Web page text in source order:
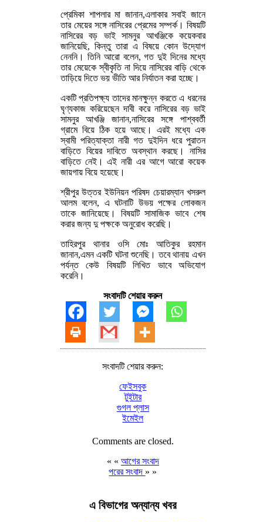
প্রেমিকা শাপলার মা জানান,এলাকার সবাই জানে
তার মেয়ের সঙ্গে নাসিরের প্রেমের সম্পর্ক। বিষয়টি
নাসিরের বড় ভাই সামনুর আখঞ্জিকে কয়েকবার
জানিয়েছি, কিন্তু তারা এ বিষয়ে কোন উদ্যোগ
নেননি। তিনি আরো বলেন, গত দুই দিনের মধ্যে
তার মেয়েকে স্বীকৃতি না দিয়ে নাসিরের বাড়ি থেকে
তাড়িয়ে দিতে ভয় ভীতি আর নির্যাতন করা হচ্ছে।
একটি প্রতিপক্ষ্য তাদের মানক্ষুন্ন করতে এ ধরনের
ঘৃণ্যকাজ করিয়েছেন দাবী করে নাসিরের বড় ভাই
সামনুর আখঞ্জি জানান,নাসিরের সঙ্গে পাশ্ববর্তী
গ্রামে বিয়ে ঠিক হয়ে আছে। এরই মধ্যে এক
স্বামী পরিত্যাক্তা নারী গত দুইদিন ধরে পুরাতন
বাড়িতে বিয়ের দাবিতে অবস্থান করছে। নাসির
বাড়িতে নেই। এই নারী এর আগে আরো কয়েক
জায়গায় বিয়ে হয়েছে।
শ্রীপুর উত্তর ইউনিয়ন পরিষদ চেয়ারম্যান খসরুল
আলম বলেন, এ ঘটনাটি উভয় পক্ষের লোকজন
তাকে জানিয়েছে। বিষয়টি সামাজিক ভাবে শেষ
করার জন্য দু পক্ষকে অনুরোধ করেছি।
তাহিরপুর থানার ওসি মোঃ আতিকুর রহমান
জানান,এমন একটি ঘটনা শুনেছি। তবে থানায় এখন
পর্যন্ত কেউ বিষয়টি লিখিত ভাবে অভিযোগ
করেনি।
সংবাদটি শেয়ার করুন
সংবাদটি শেয়ার করুন:
ফেইসবুক
টুইটার
গুগল প্লাস
ইমেইল
Comments are closed.
« « আগের সংবাদ
পরের সংবাদ » »
এ বিভাগের অন্যান্য খবর